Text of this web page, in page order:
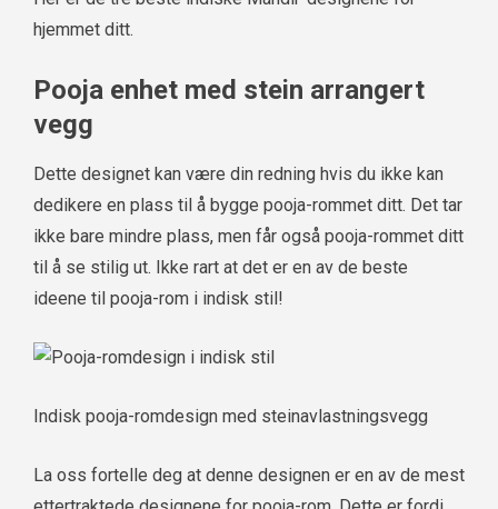
hjemmet ditt.
Pooja enhet med stein arrangert
vegg
Dette designet kan være din redning hvis du ikke kan
dedikere en plass til å bygge pooja-rommet ditt. Det tar
ikke bare mindre plass, men får også pooja-rommet ditt
til å se stilig ut. Ikke rart at det er en av de beste
ideene til pooja-rom i indisk stil!
Indisk pooja-romdesign med steinavlastningsvegg
La oss fortelle deg at denne designen er en av de mest